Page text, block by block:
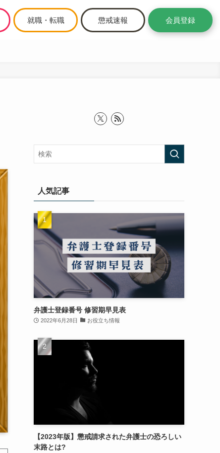
就職・転職 懲戒速報 会員登録
人気記事
弁護士登録番号 修習期早見表
2022年6月28日 お役立ち情報
【2023年版】懲戒請求された弁護士の恐ろしい
末路とは?